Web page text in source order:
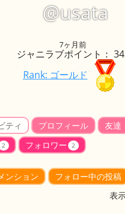
@usata
7ヶ月前
ジャニラブポイント：
Rank: ゴールド
ティ プロフィール 友達
2 フォロワー 2
ンション フォロー中の投稿
表